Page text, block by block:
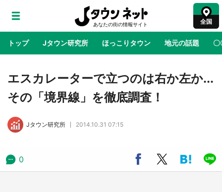
全国
トップ Jタウン研究所 ほっこりタウン 地元の話題 〇
地域×二次元 絶景 あの時はありがとう 物語がはじ
公式プロモ動画で「聖地」が生産されてます
『薬屋のひとりごと』の〝舞〟の世界に入り込
む 六本木ヒルズ展望台でコラボ、本邦初公開
エスカレーターで立つのは右か左か...
その「境界線」を徹底調査！
Jタウン研究所 2014.10.31 07:15
0